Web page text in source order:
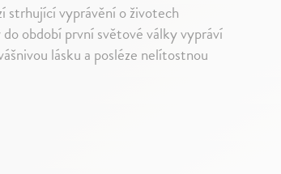
strhující vyprávění o životech
období první světové války vypráví
lásku a posléze nelítostnou